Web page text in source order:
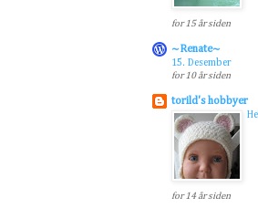
for 15 år siden
~Renate~
15. Desember
for 10 år siden
torild's hobbyer
for 14 år siden